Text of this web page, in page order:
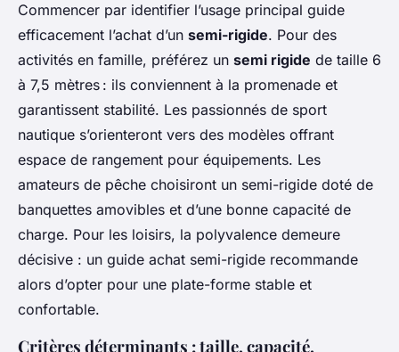
Commencer par identifier l’usage principal guide
efficacement l’achat d’un semi-rigide. Pour des
activités en famille, préférez un semi rigide de taille 6
à 7,5 mètres : ils conviennent à la promenade et
garantissent stabilité. Les passionnés de sport
nautique s’orienteront vers des modèles offrant
espace de rangement pour équipements. Les
amateurs de pêche choisiront un semi-rigide doté de
banquettes amovibles et d’une bonne capacité de
charge. Pour les loisirs, la polyvalence demeure
décisive : un guide achat semi-rigide recommande
alors d’opter pour une plate-forme stable et
confortable.
Critères déterminants : taille, capacité,